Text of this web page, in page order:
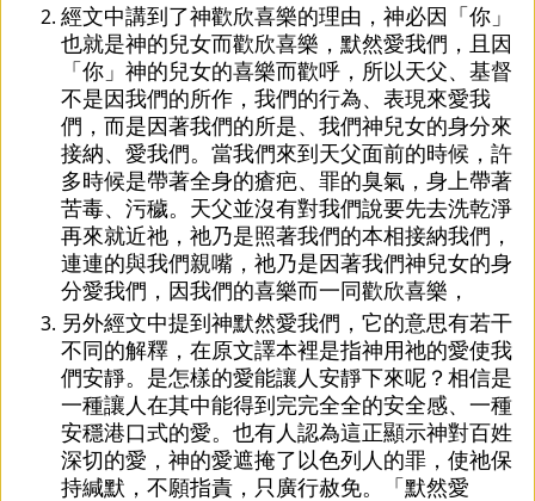
經文中講到了神歡欣喜樂的理由，神必因「你」
也就是神的兒女而歡欣喜樂，默然愛我們，且因
「你」神的兒女的喜樂而歡呼，所以天父、基督
不是因我們的所作，我們的行為、表現來愛我
們，而是因著我們的所是、我們神兒女的身分來
接納、愛我們。當我們來到天父面前的時候，許
多時候是帶著全身的瘡疤、罪的臭氣，身上帶著
苦毒、污穢。天父並沒有對我們說要先去洗乾淨
再來就近祂，祂乃是照著我們的本相接納我們，
連連的與我們親嘴，祂乃是因著我們神兒女的身
分愛我們，因我們的喜樂而一同歡欣喜樂，
另外經文中提到神默然愛我們，它的意思有若干
不同的解釋，在原文譯本裡是指神用祂的愛使我
們安靜。是怎樣的愛能讓人安靜下來呢？相信是
一種讓人在其中能得到完完全全的安全感、一種
安穩港口式的愛。也有人認為這正顯示神對百姓
深切的愛，神的愛遮掩了以色列人的罪，使祂保
持緘默，不願指責，只廣行赦免。「默然愛